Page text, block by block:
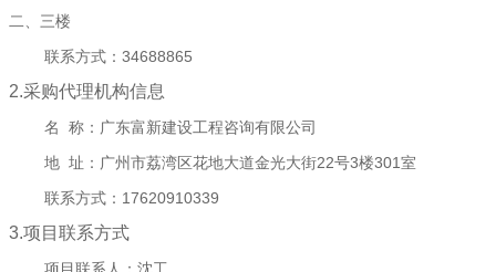
二、三楼
联系方式： 34688865
2.采购代理机构信息
名 称： 广东富新建设工程咨询有限公司
地 址： 广州市荔湾区花地大道金光大街22号3楼301室
联系方式： 17620910339
3.项目联系方式
项目联系人： 沈工